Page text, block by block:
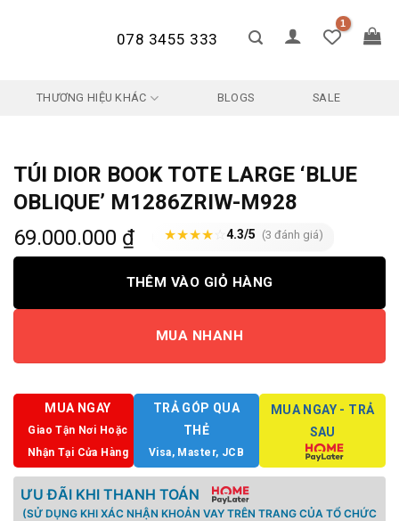
078 3455 333
THƯƠNG HIỆU KHÁC BLOGS
SALE
TÚI DIOR BOOK TOTE LARGE ‘BLUE
OBLIQUE’ M1286ZRIW-M928
69.000.000 ₫ ★★★★ 4.3/5 (3 đánh giá)
THÊM VÀO GIỎ HÀNG
MUA NHANH
MUA NGAY
Giao Tận Nơi Hoặc
Nhận Tại Cửa Hàng
TRẢ GÓP QUA
THẺ
Visa, Master, JCB
MUA NGAY - TRẢ
SAU
ƯU ĐÃI KHI THANH TOÁN
(SỬ DỤNG KHI XÁC NHẬN KHOẢN VAY TRÊN TRANG CỦA TỔ CHỨC